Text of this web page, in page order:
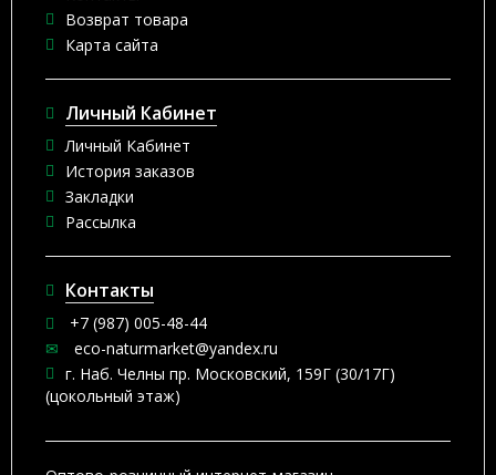
Возврат товара
Карта сайта
Личный Кабинет
Личный Кабинет
История заказов
Закладки
Рассылка
Контакты
+7 (987) 005-48-44
eco-naturmarket@yandex.ru
г. Наб. Челны пр. Московский, 159Г (30/17Г)
(цокольный этаж)